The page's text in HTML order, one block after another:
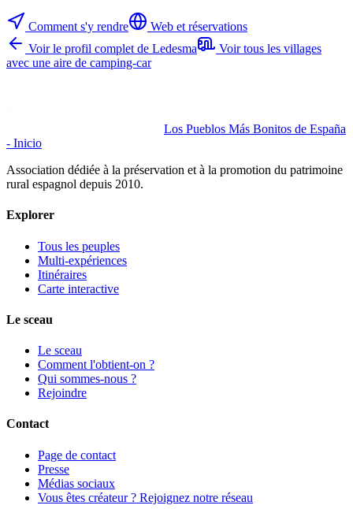
Comment s'y rendre
Web et réservations
Voir le profil complet de Ledesma
Voir tous les villages
avec une aire de camping-car
Los Pueblos Más Bonitos de España
- Inicio
Association dédiée à la préservation et à la promotion du patrimoine
rural espagnol depuis 2010.
Explorer
Tous les peuples
Multi-expériences
Itinéraires
Carte interactive
Le sceau
Le sceau
Comment l'obtient-on ?
Qui sommes-nous ?
Rejoindre
Contact
Page de contact
Presse
Médias sociaux
Vous êtes créateur ? Rejoignez notre réseau